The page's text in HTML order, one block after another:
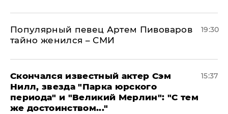
Популярный певец Артем Пивоваров
тайно женился – СМИ
19:30
Скончался известный актер Сэм
Нилл, звезда "Парка юрского
периода" и "Великий Мерлин": "С тем
же достоинством..."
15:37